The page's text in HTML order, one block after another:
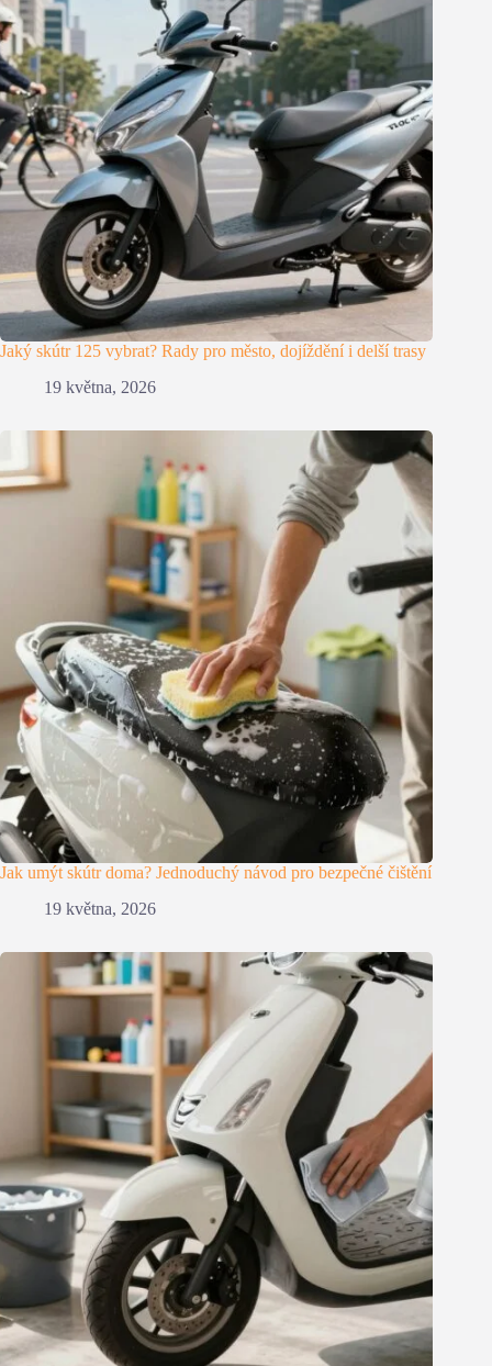
Jaký skútr 125 vybrat? Rady pro město, dojíždění i delší trasy
19 května, 2026
Jak umýt skútr doma? Jednoduchý návod pro bezpečné čištění
19 května, 2026